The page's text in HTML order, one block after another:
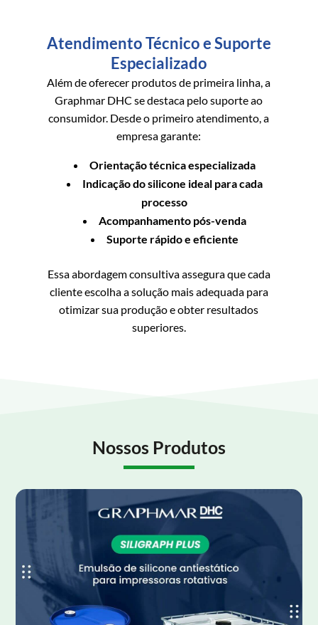
Atendimento Técnico e Suporte
Especializado
Além de oferecer produtos de primeira linha, a
Graphmar DHC se destaca pelo suporte ao
consumidor. Desde o primeiro atendimento, a
empresa garante:
Orientação técnica especializada
Indicação do silicone ideal para cada
processo
Acompanhamento pós-venda
Suporte rápido e eficiente
Essa abordagem consultiva assegura que cada
cliente escolha a solução mais adequada para
otimizar sua produção e obter resultados
superiores.
Nossos Produtos